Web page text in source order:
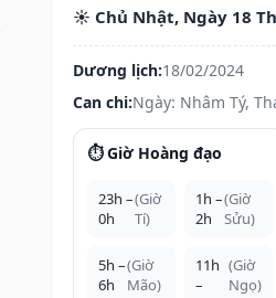
☀️ Chủ Nhật, Ngày 18
Dương lịch:18/02/2024
Can chi:Ngày: Nhâm Tý,
⏱️ Giờ Hoàng đạo
23h –
0h
(Giờ
Tí)
1h –
2h
(Giờ
Sửu)
5h –
6h
(Giờ
Mão)
11h
–
(Giờ
Ngọ)